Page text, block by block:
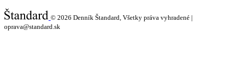
© 2026 Denník Štandard, Všetky práva vyhradené |
oprava@standard.sk